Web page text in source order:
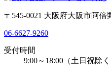
〒545-0021 大阪府大阪市阿倍
06-6627-9260
受付時間
9:00～18:00（土日祝除く